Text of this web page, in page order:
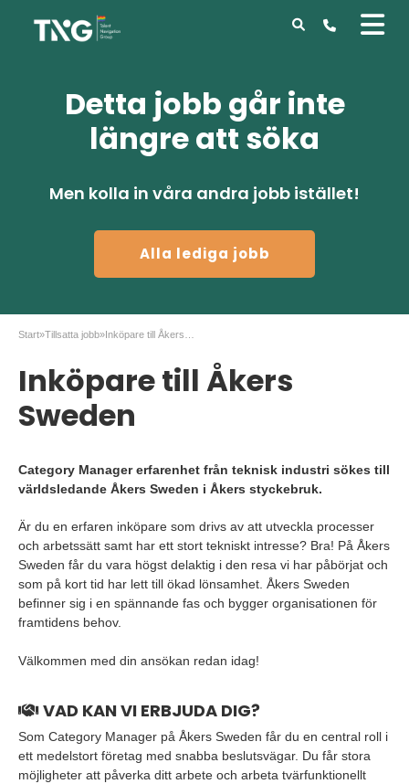
Detta jobb går inte
längre att söka
Men kolla in våra andra jobb istället!
Alla lediga jobb
Start»Tillsatta jobb»
Inköpare till Åkers
Sweden
Category Manager erfarenhet från teknisk industri sökes till
världsledande Åkers Sweden i Åkers styckebruk.
Är du en erfaren inköpare som drivs av att utveckla processer
och arbetssätt samt har ett stort tekniskt intresse? Bra! På Åkers
Sweden får du vara högst delaktig i den resa vi har påbörjat och
som på kort tid har lett till ökad lönsamhet. Åkers Sweden
befinner sig i en spännande fas och bygger organisationen för
framtidens behov.
Välkommen med din ansökan redan idag!
VAD KAN VI ERBJUDA DIG?
Som Category Manager på Åkers Sweden får du en central roll i
ett medelstort företag med snabba beslutsvägar. Du får stora
möjligheter att påverka ditt arbete och arbeta tvärfunktionellt